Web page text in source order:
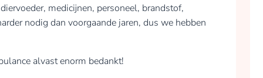
medicijnen, personeel, brandstof,
nodig dan voorgaande jaren, dus we hebben
alvast enorm bedankt!